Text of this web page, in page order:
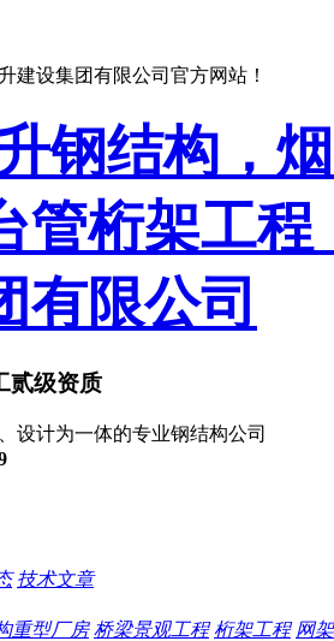
建设集团有限公司官方网站！
贰级资质
设计为一体的专业钢结构公司
技术文章
重型厂房 桥梁景观工程 桁架工程 网